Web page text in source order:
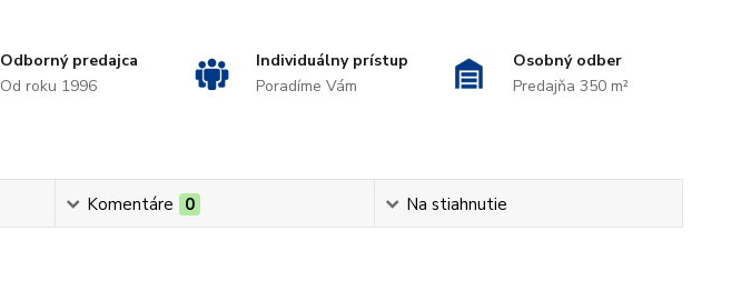
Odborný predajca
Od roku 1996
Individuálny prístup
Poradíme Vám
Osobný odber
Predajňa 350 m²
Komentáre 0 Na stiahnutie